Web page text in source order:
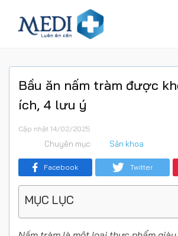
Bầu ăn nấm tràm được
ích, 4 lưu ý
Cập nhật 14/02/2025
Chuyên mục: Sản khoa
Facebook Twitter
MỤC LỤC